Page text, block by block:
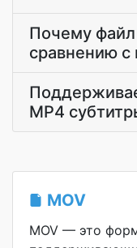
Почему
сравнению с
MP4
MOV
MOV — это